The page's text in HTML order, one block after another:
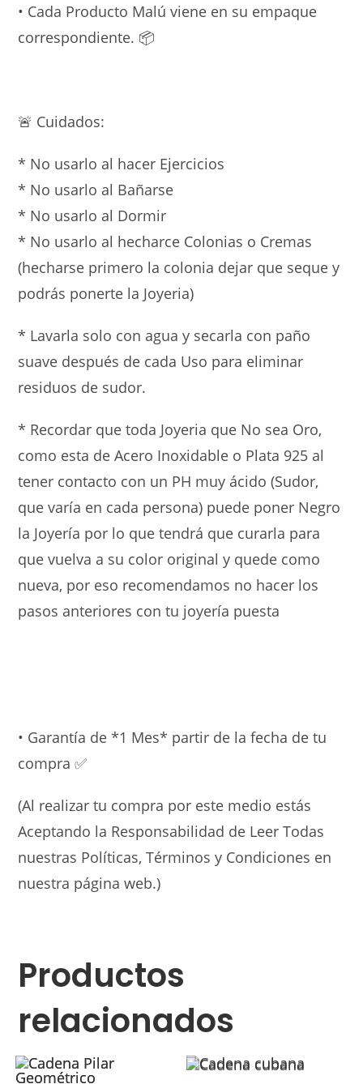
• Cada Producto Malú viene en su empaque
correspondiente. 📦
🚨 Cuidados:
* No usarlo al hacer Ejercicios
* ⁠No usarlo al Bañarse
* ⁠No usarlo al Dormir
* ⁠No usarlo al hecharce Colonias o Cremas
(hecharse primero la colonia dejar que seque y
podrás ponerte la Joyeria)
* Lavarla solo con agua y secarla con paño
suave después de cada Uso para eliminar
residuos de sudor.
* Recordar que toda Joyeria que No sea Oro,
como esta de Acero Inoxidable o Plata 925 al
tener contacto con un PH muy ácido (Sudor,
que varía en cada persona) puede poner Negro
la Joyería por lo que tendrá que curarla para
que vuelva a su color original y quede como
nueva, por eso recomendamos no hacer los
pasos anteriores con tu joyería puesta
• Garantía de *1 Mes* partir de la fecha de tu
compra ✅
(Al realizar tu compra por este medio estás
Aceptando la Responsabilidad de Leer Todas
nuestras Políticas, Términos y Condiciones en
nuestra página web.)
Productos
relacionados